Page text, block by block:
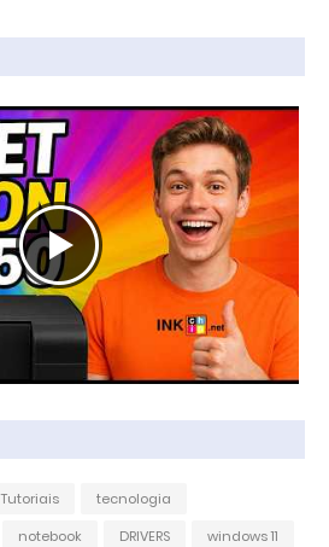
Tutoriais
tecnologia
notebook DRIVERS
windows 11